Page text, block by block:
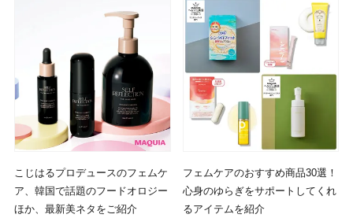
こじはるプロデュースのフェムケ
ア、韓国で話題のフードオロジー
ほか、最新美ネタをご紹介
フェムケアのおすすめ商品30選！
心身のゆらぎをサポートしてくれ
るアイテムを紹介